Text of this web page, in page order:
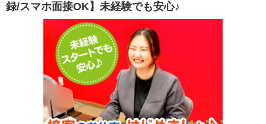
録/スマホ面接OK】未経験でも安心♪